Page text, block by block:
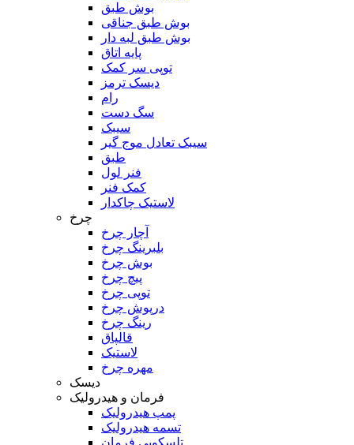
بوش طبق
بوش طبق جناقی
بوش طبق لبه دار
پایه اتاق
توپی سر کمک
دیسک ترمز
رام
سگ دست
سیبک
سیبک تعادل موج گیر
طبق
فنر لول
کمک فنر
لاستیک چاکدار
چرخ
آچار چرخ
بلبرینگ چرخ
بوش چرخ
پیچ چرخ
توپی چرخ
درپوش چرخ
رینگ چرخ
قالپاق
لاستیک
مهره چرخ
دیسک
فرمان و هیدرولیک
پمپ هیدرولیک
تسمه هیدرولیک
تلسکوپی فرمان